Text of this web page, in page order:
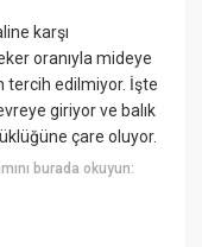
karşı
oranıyla mideye
tercih edilmiyor. İşte
giriyor ve balık
çare oluyor.
burada okuyun: